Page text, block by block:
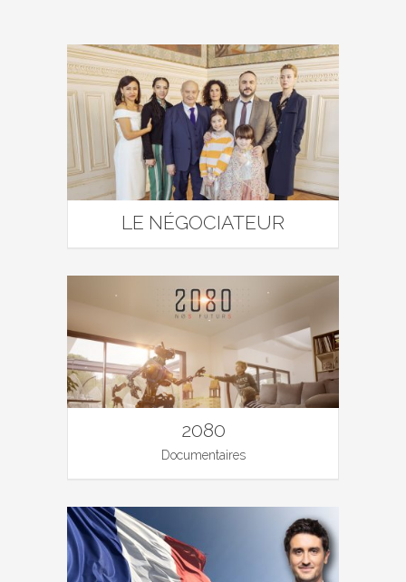
LE NÉGOCIATEUR
2080
Documentaires